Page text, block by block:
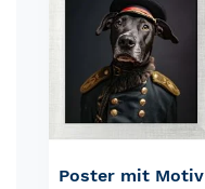
Poster mit Motiv